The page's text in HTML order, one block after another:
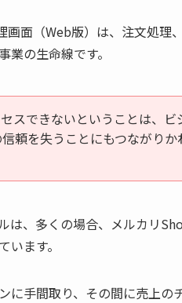
面（Web版）は、注文処理
の生命線です。
スできないということは、ビ
頼を失うことにもつながりか
、多くの場合、メルカリ
ます。
手間取り、その間に売上の